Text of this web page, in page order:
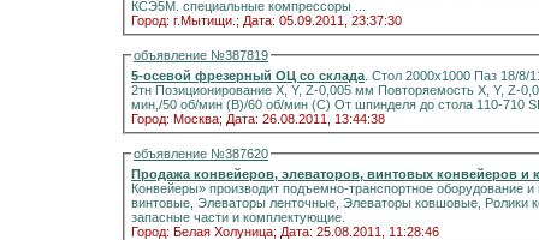
Город: г.Мытищи.; Дата: 05.09.2011, 23:37:30
объявление №387819
5-осевой фрезерный ОЦ со склада . Стол 2000х1000 Паз 18/8/110 2000(Х)1200(Y),600(Z),±110°(В),±183°(С) Вес детали
2тн Позиционирование Х, Y, Z-0,005 мм Повторяемость Х, Y, Z-0,004 мм/В,С-10 угл сек Быстрое перемещ Х,Y,Z-24 м/
Город: Москва; Дата: 26.08.2011, 13:44:38
объявление №387620
Продажа конвейеров, элеваторов, винтовых конвейеров и
Конвейеры» производит подъемно-транспортное оборудование
винтовые, Элеваторы ленточные, Элеваторы ковшовые, Ролики
запасные части и комплектующие.
Город: Белая Холуница; Дата: 25.08.2011, 11:28:46